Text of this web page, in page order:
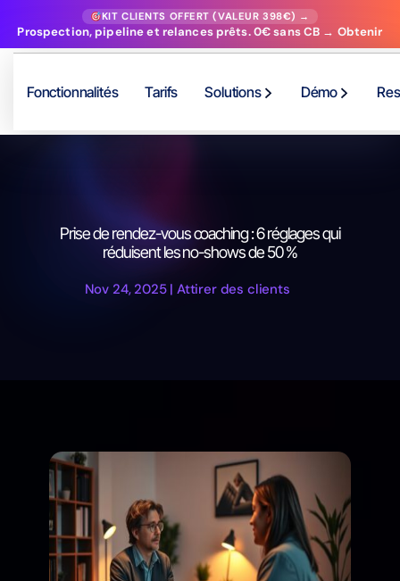
KIT CLIENTS OFFERT (VALEUR 398€) →
Prospection, pipeline et relances prêts. 0€ sans CB → Obtenir
Fonctionnalités Tarifs Solutions Démo
Prise de rendez-vous coaching : 6 réglages qui
réduisent les no-shows de 50 %
Nov 24, 2025|Attirer des clients